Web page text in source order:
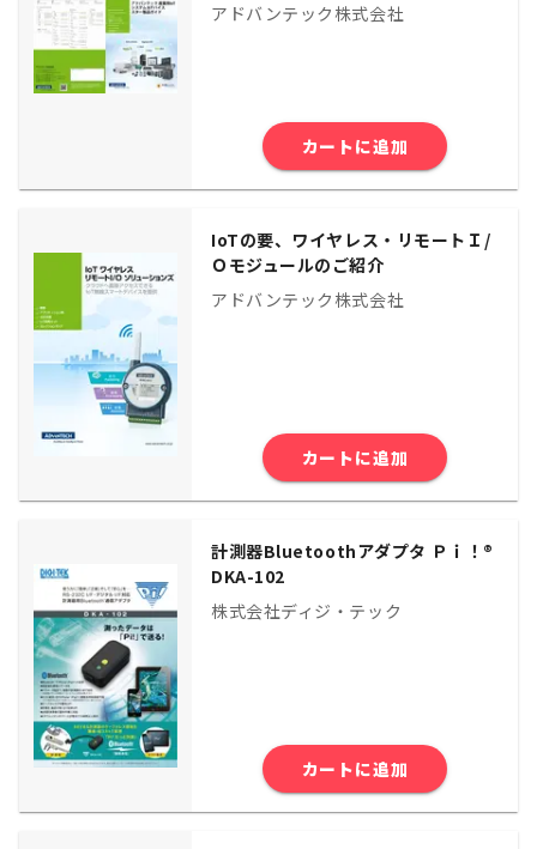
アドバンテック株式会社
カートに追加
IoTの要、ワイヤレス・リモートＩ/
Ｏモジュールのご紹介
アドバンテック株式会社
カートに追加
計測器Bluetoothアダプタ Ｐｉ！®
DKA-102
株式会社ディジ・テック
カートに追加